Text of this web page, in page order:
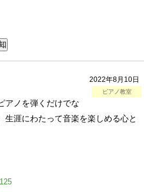
2022年8月10日
ピアノ教室
アノを弾くだけでな
生涯にわたって音楽を楽しめる心と